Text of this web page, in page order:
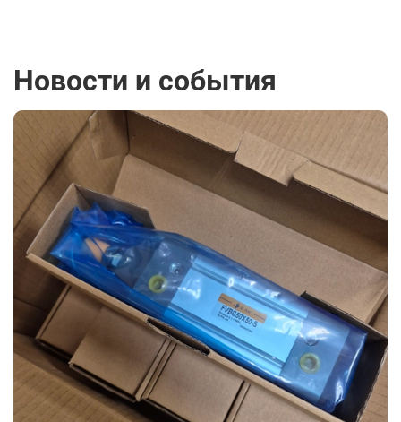
Новости и события